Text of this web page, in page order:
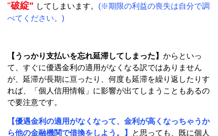
"破綻" してしまいます。 (※期限の利益の喪失は自分で調
べてください。)
【うっかり支払いを忘れ延滞してしまった】 からといっ
て、すぐに優遇金利の適用がなくなる訳ではありません
が、延滞が長期に亘ったり、何度も延滞を繰り返したりす
れば、「個人信用情報」に影響が出てしまうこともあるの
で要注意です。
【優遇金利の適用がなくなって、金利が高くなっちゃうか
ら他の金融機関で借換をしよう。】
と思っても、既に個人